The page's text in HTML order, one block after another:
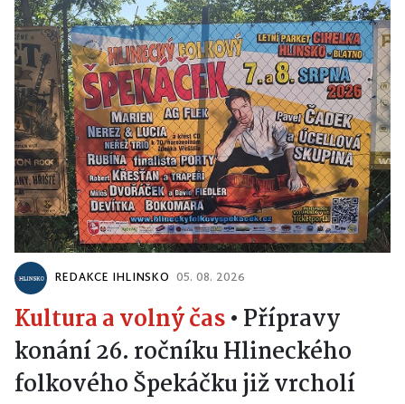
REDAKCE IHLINSKO 05. 08. 2026
Kultura a volný čas• Přípravy
konání 26. ročníku Hlineckého
folkového Špekáčku již vrcholí